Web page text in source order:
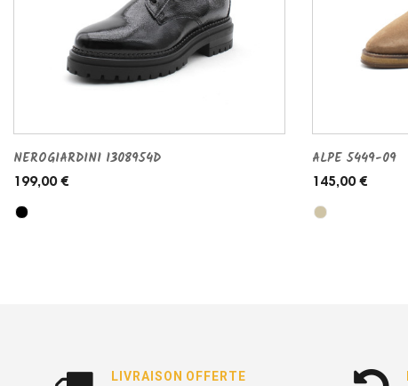
NEROGIARDINI I308954D
199,00 €
ALPE 5449-09
145,00 €
LIVRAISON OFFERTE